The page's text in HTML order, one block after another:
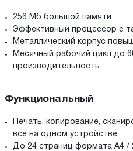
256 Мб большой памяти.
Эффективный процессор с
Металлический корпус
Месячный рабочий цикл до
производительность.
Функциональный
Печать, копирование,
все на одном устройстве.
До 24 страниц формата A4 /